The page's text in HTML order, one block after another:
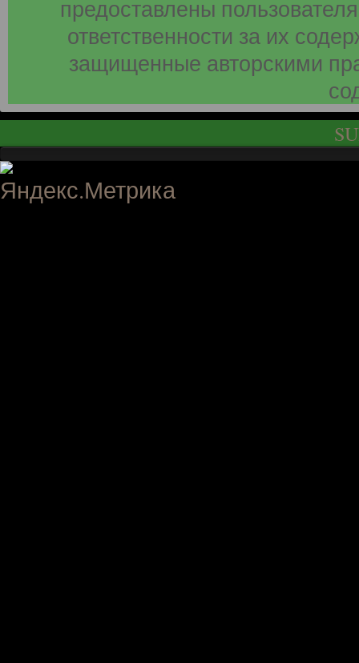
предоставлены
ответственности за их
защищенные авторскими